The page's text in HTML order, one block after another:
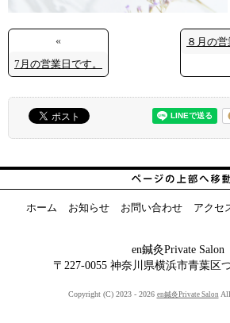
«
7月の営業日です。
８月の
ホーム お知らせ お問い合わせ アクセ
en鍼灸Private Salon
〒227-0055 神奈川県横浜市青葉区
Copyright (C) 2023 - 2026 en鍼灸Private Salon